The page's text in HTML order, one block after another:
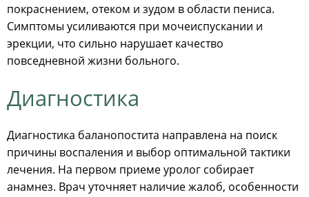
покраснением, отеком и зудом в области пениса.
Симптомы усиливаются при мочеиспускании и
эрекции, что сильно нарушает качество
повседневной жизни больного.
Диагностика
Диагностика баланопостита направлена на поиск
причины воспаления и выбор оптимальной тактики
лечения. На первом приеме уролог собирает
анамнез. Врач уточняет наличие жалоб, особенности